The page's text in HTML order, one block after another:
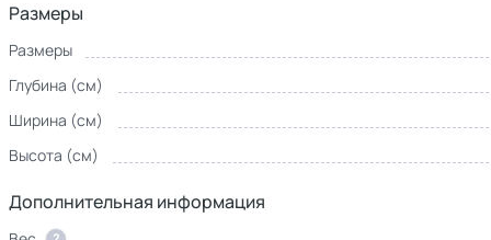
Размеры
Размеры
Глубина (см)
Ширина (см)
Высота (см)
Дополнительная информация